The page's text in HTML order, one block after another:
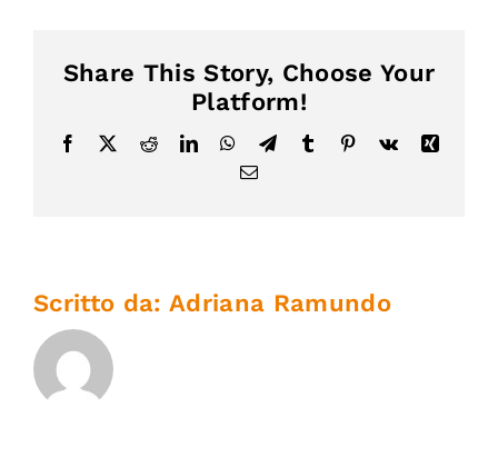
Share This Story, Choose Your
Platform!
Facebook RedditLinkedInWhatsApp
TelegramTumblr Pinterest
Vk
Xing
Email
Scritto da: Adriana Ramundo